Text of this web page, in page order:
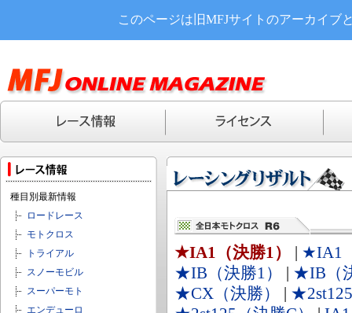
このページは旧MFJサイトのアーカイブ
種目別最新情報
ロードレース
モトクロス
トライアル
スノーモビル
スーパーモト
エンデューロ
★IA1（決勝1） | ★IA1
★IB（決勝1）
| ★IB（
★CX（決勝）
|